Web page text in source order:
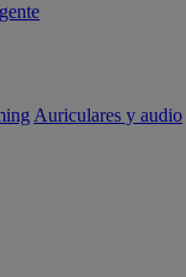
Auriculares y audio